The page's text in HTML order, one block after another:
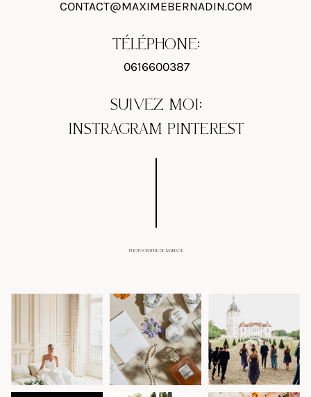
CONTACT@MAXIMEBERNADIN.COM
TÉLÉPHONE:
0616600387
SUIVEZ MOI:
INSTRAGRAM PINTEREST
PHOTOGRAPHE DE MARIAGE